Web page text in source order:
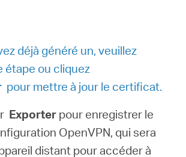
déjà généré un, veuillez
étape ou cliquez
pour mettre à jour le certificat.
Exporter pour enregistrer le
OpenVPN, qui sera
distant pour accéder à